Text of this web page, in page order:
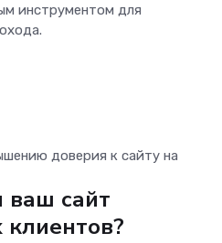
инструментом для
доверия к сайту на
ваш сайт